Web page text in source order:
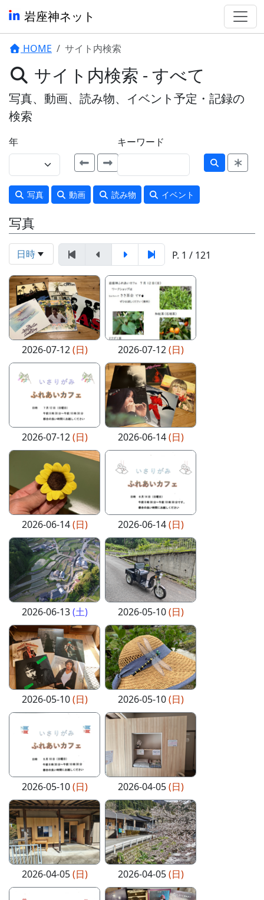
岩座神ネット
HOME サイト内検索
サイト内検索 - すべて
写真、動画、読み物、イベント予定・記録の
検索
年 キーワード
写真 動画 読み物 イベント
写真
日時 P. 1 / 121
2026-07-12(日) 2026-07-12(日)
2026-07-12(日) 2026-06-14(日)
2026-06-14(日) 2026-06-14(日)
2026-06-13(土) 2026-05-10(日)
2026-05-10(日) 2026-05-10(日)
2026-05-10(日) 2026-04-05(日)
2026-04-05(日) 2026-04-05(日)